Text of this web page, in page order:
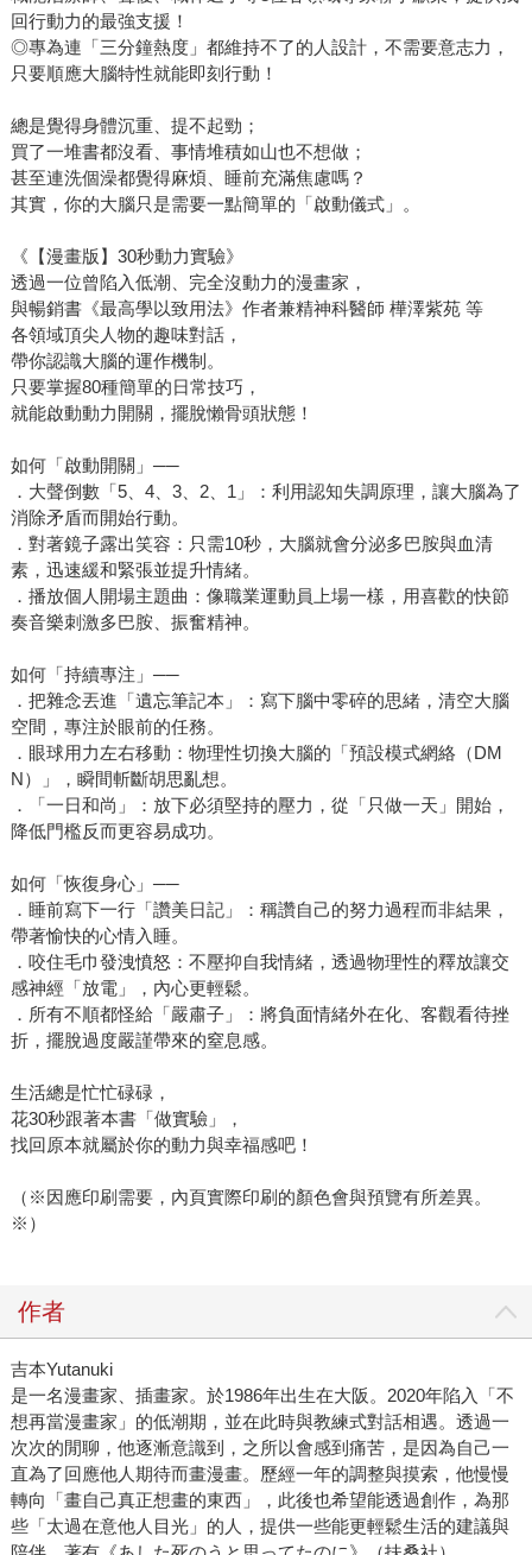
回行動力的最強支援！
◎專為連「三分鐘熱度」都維持不了的人設計，不需要意志力，
只要順應大腦特性就能即刻行動！
總是覺得身體沉重、提不起勁；
買了一堆書都沒看、事情堆積如山也不想做；
甚至連洗個澡都覺得麻煩、睡前充滿焦慮嗎？
其實，你的大腦只是需要一點簡單的「啟動儀式」。
《【漫畫版】30秒動力實驗》
透過一位曾陷入低潮、完全沒動力的漫畫家，
與暢銷書《最高學以致用法》作者兼精神科醫師 樺澤紫苑 等
各領域頂尖人物的趣味對話，
帶你認識大腦的運作機制。
只要掌握80種簡單的日常技巧，
就能啟動動力開關，擺脫懶骨頭狀態！
如何「啟動開關」──
．大聲倒數「5、4、3、2、1」：利用認知失調原理，讓大腦為了
消除矛盾而開始行動。
．對著鏡子露出笑容：只需10秒，大腦就會分泌多巴胺與血清
素，迅速緩和緊張並提升情緒。
．播放個人開場主題曲：像職業運動員上場一樣，用喜歡的快節
奏音樂刺激多巴胺、振奮精神。
如何「持續專注」──
．把雜念丟進「遺忘筆記本」：寫下腦中零碎的思緒，清空大腦
空間，專注於眼前的任務。
．眼球用力左右移動：物理性切換大腦的「預設模式網絡（DM
N）」，瞬間斬斷胡思亂想。
．「一日和尚」：放下必須堅持的壓力，從「只做一天」開始，
降低門檻反而更容易成功。
如何「恢復身心」──
．睡前寫下一行「讚美日記」：稱讚自己的努力過程而非結果，
帶著愉快的心情入睡。
．咬住毛巾發洩憤怒：不壓抑自我情緒，透過物理性的釋放讓交
感神經「放電」，內心更輕鬆。
．所有不順都怪給「嚴肅子」：將負面情緒外在化、客觀看待挫
折，擺脫過度嚴謹帶來的窒息感。
生活總是忙忙碌碌，
花30秒跟著本書「做實驗」，
找回原本就屬於你的動力與幸福感吧！
（※因應印刷需要，內頁實際印刷的顏色會與預覽有所差異。
※）
作者
吉本Yutanuki
是一名漫畫家、插畫家。於1986年出生在大阪。2020年陷入「不
想再當漫畫家」的低潮期，並在此時與教練式對話相遇。透過一
次次的閒聊，他逐漸意識到，之所以會感到痛苦，是因為自己一
直為了回應他人期待而畫漫畫。歷經一年的調整與摸索，他慢慢
轉向「畫自己真正想畫的東西」，此後也希望能透過創作，為那
些「太過在意他人目光」的人，提供一些能更輕鬆生活的建議與